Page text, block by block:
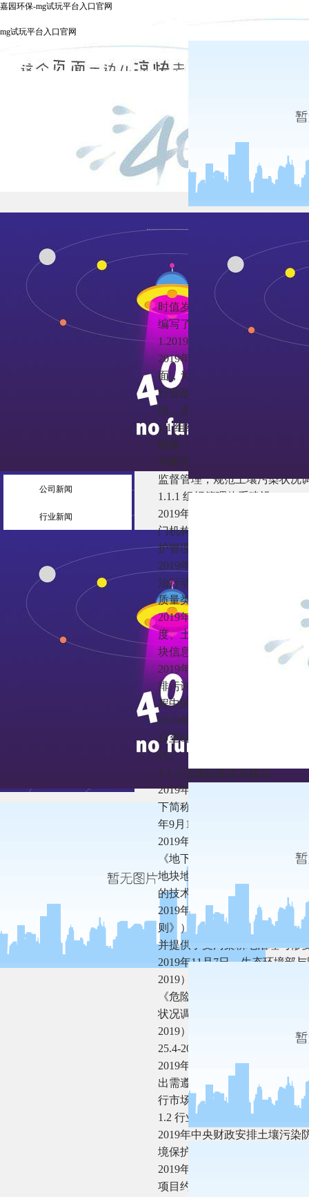
嘉园环保-mg试玩平台入口官网
mg试玩平台入口官网
公司新闻
行业新闻
发布时间
时值岁末年初，为了及时反映
编写了《2019年环保产业发展
1.2019年土壤修复行业发展评述
2019年是《土壤污染防治法》
面，为扎实推进“净土保卫战”
行业政策管理、行业发展、热
结，并对2020年行业发展趋势
1.1 组织管理和法规标准体系建
随着《土壤污染防治法》的实
不断完善。为贯彻落实《土壤
监督管理，规范土壤污染状况
1.1.1 组织管理体系建设
2019年生态环境部成立了土壤
门机构；生态环境部与农村农
护管理工作提供了强有力的组
2019年农用地土壤污染风险管
治行动，从源头防控农用地土
质量类别划分、受污染耕地安
2019年建设用地准入管理制度
度、土壤污染风险管控和修复
块信息从国家到基层的多部门
2019年工矿用地土壤污染防治
排污许可证核发中纳入土壤污
程中的土壤污染风险管控工作
2019年启动了浙江台州等7个
日至6日在浙江台州召开了全
讨。
1.1.2 法规标准体系建设
2019年5月12日，生态环境部
下简称《采样技术导则》），
年9月1日起实施。
2019年6月18日，生态环境部
《地下水修复技术导则》）
地块地下水修复和风险管控的
的技术方案制定、工程设计及
2019年8月1日，农业农村部发
则》）。《耕地导则》规定了
并提供了受污染耕地治理与修
2019年11月7日，生态环境部
2019）和《危险废物鉴别技术
《危险废物鉴别标准 通则》
状况调查技术导则》（hj 25.1-
2019）、《建设用地土壤污染
25.4-2019）和《建设用地土壤
2019年10月22日，自然资源
出需遵循“谁修复、谁受益”原
行市场化运作、开发式治理、
1.2 行业发展
2019年中央财政安排土壤污染
境保护产业协会土壤与地下水
2019年公开招标的工业污染场
项目约20个，金额约4.7亿；